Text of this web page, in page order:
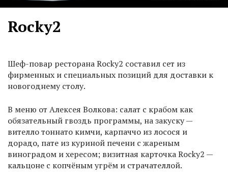
Rocky2
Шеф-повар ресторана Rocky2 составил сет из
фирменных и специальных позиций для доставки к
новогоднему столу.
В меню от Алексея Волкова: салат с крабом как
обязательный гвоздь программы, на закуску —
вителло тоннато кимчи, карпаччо из лосося и
дорадо, пате из куриной печени с жареным
виноградом и хересом; визитная карточка Rocky2 —
кальцоне с копчёным угрём и страчателлой.